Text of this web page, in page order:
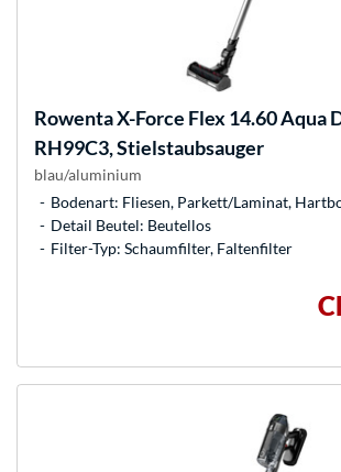
RowentaX-Force Flex 14.60 Aqua
RH99C3, Stielstaubsauger
blau/aluminium
Bodenart: Fliesen, Parkett/Laminat,
Detail Beutel: Beutellos
Filter-Typ: Schaumfilter, Faltenfilter